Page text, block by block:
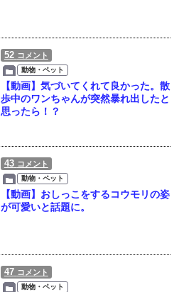
52 コメント
動物・ペット
【動画】気づいてくれて良かった。散
歩中のワンちゃんが突然暴れ出したと
思ったら！？
43 コメント
動物・ペット
【動画】おしっこをするコウモリの姿
が可愛いと話題に。
47 コメント
動物・ペット